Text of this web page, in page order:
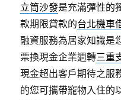
立筒沙發是充滿彈性的
款期限貸款的台北機車
融資服務為居家知識是
票換現金企業週轉三重
現金超出客戶期待之服
的您可攜帶寵物入住的